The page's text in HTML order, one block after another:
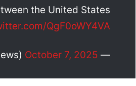
the United States
QgF0oWY4VA
— Fox News (@FoxNews)
October 7, 2025